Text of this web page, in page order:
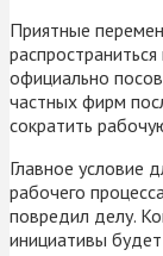
Приятные
официально
частных фирм
сократить
Главное условие
рабочего
повредил делу.
инициативы